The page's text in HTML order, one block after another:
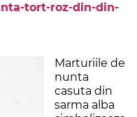
tort-roz-din-din-
Marturiile de
nunta
casuta din
sarma alba